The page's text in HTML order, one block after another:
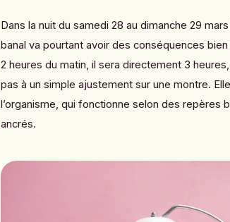
Dans la nuit du samedi 28 au dimanche 29
banal va pourtant avoir des conséquences
2 heures du matin, il sera directement 3
pas à un simple ajustement sur une montre.
l’organisme, qui fonctionne selon des
ancrés.